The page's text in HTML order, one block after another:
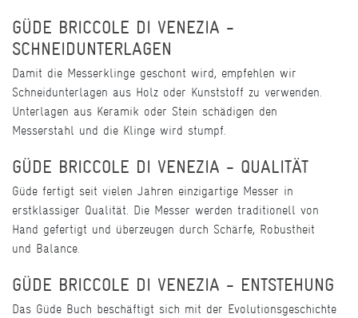
GÜDE BRICCOLE DI VENEZIA -
SCHNEIDUNTERLAGEN
Damit die Messerklinge geschont wird, empfehlen wir
Schneidunterlagen aus Holz oder Kunststoff zu verwenden.
Unterlagen aus Keramik oder Stein schädigen den
Messerstahl und die Klinge wird stumpf.
GÜDE BRICCOLE DI VENEZIA - QUALITÄT
Güde fertigt seit vielen Jahren einzigartige Messer in
erstklassiger Qualität. Die Messer werden traditionell von
Hand gefertigt und überzeugen durch Schärfe, Robustheit
und Balance.
GÜDE BRICCOLE DI VENEZIA - ENTSTEHUNG
Das Güde Buch beschäftigt sich mit der Evolutionsgeschichte